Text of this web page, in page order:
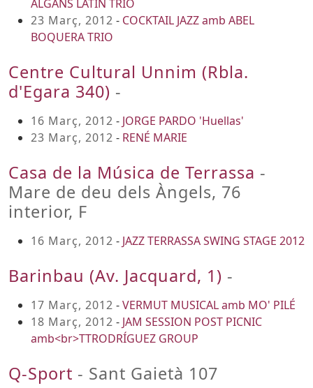
ALGANS LATIN TRIO
23 Març, 2012 - COCKTAIL JAZZ amb ABEL
BOQUERA TRIO
Centre Cultural Unnim (Rbla.
d'Egara 340) -
16 Març, 2012 - JORGE PARDO 'Huellas'
23 Març, 2012 - RENÉ MARIE
Casa de la Música de Terrassa -
Mare de deu dels Àngels, 76
interior, F
16 Març, 2012 - JAZZ TERRASSA SWING STAGE 2012
Barinbau (Av. Jacquard, 1) -
17 Març, 2012 -VERMUT MUSICAL amb MO' PILÉ
18 Març, 2012 - JAM SESSION POST PICNIC
amb<br>TTRODRÍGUEZ GROUP
Q-Sport - Sant Gaietà 107